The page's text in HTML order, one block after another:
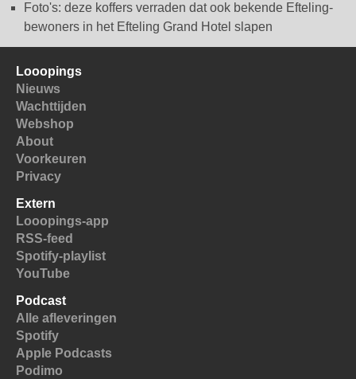
Foto's: deze koffers verraden dat ook bekende Efteling-
bewoners in het Efteling Grand Hotel slapen
Looopings
Nieuws
Wachttijden
Webshop
About
Voorkeuren
Privacy
Extern
Looopings-app
RSS-feed
Spotify-playlist
YouTube
Podcast
Alle afleveringen
Spotify
Apple Podcasts
Podimo